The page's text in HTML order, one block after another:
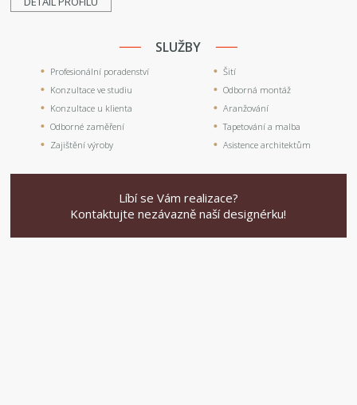
SLUŽBY
Profesionální poradenství
Konzultace ve studiu
Konzultace u klienta
Odborné zaměření
Zajištění výroby
Šití
Odborná montáž
Aranžování
Tapetování a malba
Asistence architektům
Líbí se Vám realizace?
Kontaktujte nezávazně naší designérku!